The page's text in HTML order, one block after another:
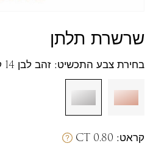
שרשרת תלתן
בחירת צבע התכשיט: זהב לבן 14 קראט
קראט: 0.80 CT